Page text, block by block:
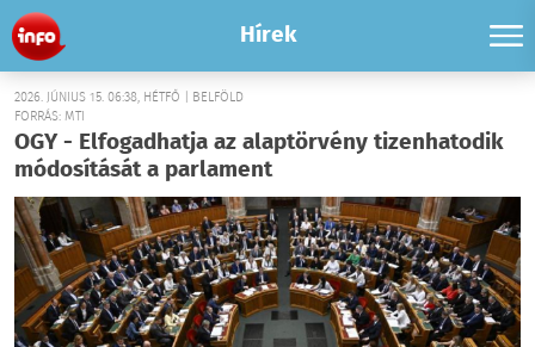
Hírek
2026. JÚNIUS 15. 06:38, HÉTFŐ | BELFÖLD
FORRÁS: MTI
OGY - Elfogadhatja az alaptörvény tizenhatodik
módosítását a parlament